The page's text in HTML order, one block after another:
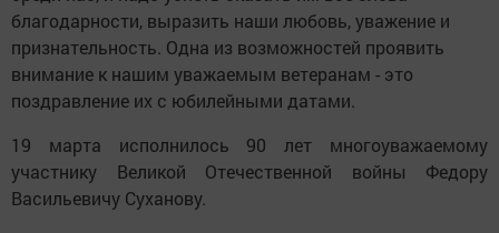
благодарности, выразить наши любовь, уважение и
признательность. Одна из возможностей проявить
внимание к нашим уважаемым ветеранам - это
поздравление их с юбилейными датами.
19 марта исполнилось 90 лет многоуважаемому
участнику Великой Отечественной войны Федору
Васильевичу Суханову.